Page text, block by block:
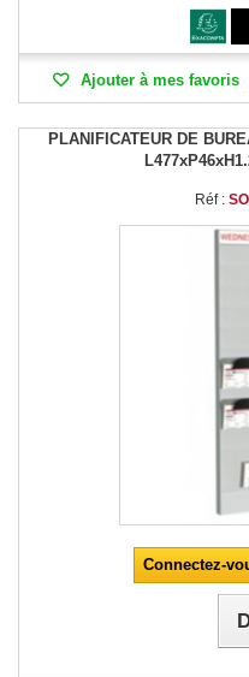
Ajouter à mes favoris
PLANIFICATEUR DE
Réf :
Connectez-